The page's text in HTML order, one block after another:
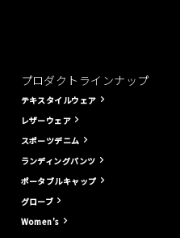
プロダクトラインナップ
テキスタイルウェア
レザーウェア
スポーツデニム
ランディングパンツ
ポータブルキャップ
グローブ
Women's